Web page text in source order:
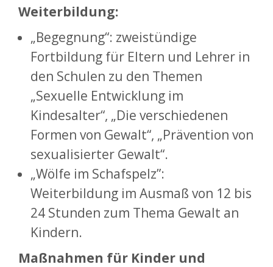
Weiterbildung:
„Begegnung“: zweistündige
Fortbildung für Eltern und Lehrer in
den Schulen zu den Themen
„Sexuelle Entwicklung im
Kindesalter“, „Die verschiedenen
Formen von Gewalt“, „Prävention von
sexualisierter Gewalt“.
„Wölfe im Schafspelz”:
Weiterbildung im Ausmaß von 12 bis
24 Stunden zum Thema Gewalt an
Kindern.
Maßnahmen für Kinder und